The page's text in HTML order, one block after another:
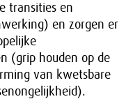
transities en
en zorgen er
(grip houden op de
van kwetsbare